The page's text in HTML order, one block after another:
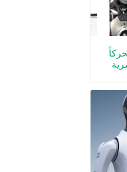
الجديد يملك 27 محركاً